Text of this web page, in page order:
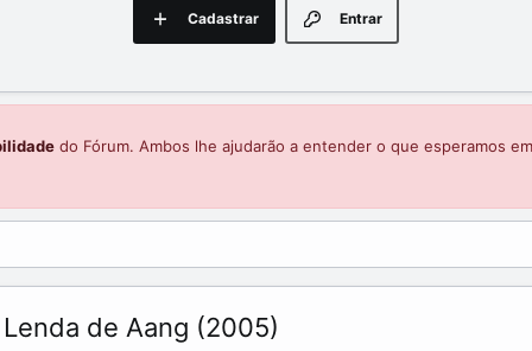
Entrar
Cadastrar
do Fórum. Ambos lhe ajudarão a entender o que esperamos
de Aang (2005)